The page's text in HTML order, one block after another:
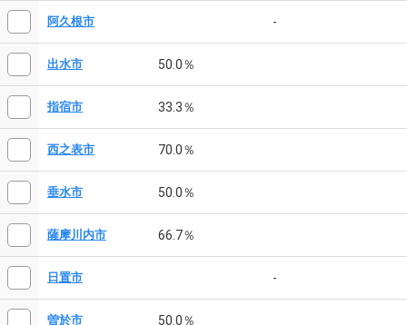
阿久根市 -
出水市 50.0％
指宿市 33.3％
西之表市 70.0％
垂水市 50.0％
薩摩川内市 66.7％
日置市 -
曽於市 50.0％